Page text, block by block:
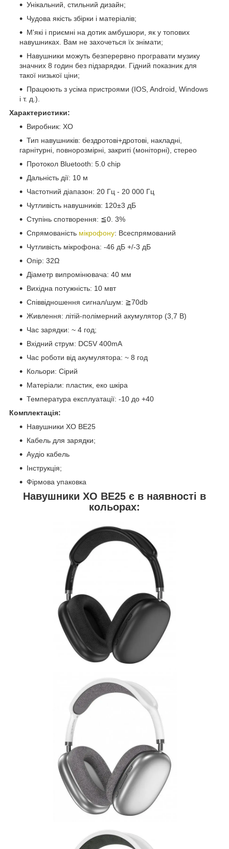
Унікальний, стильний дизайн;
Чудова якість збірки і матеріалів;
М'які і приємні на дотик амбушюри, як у топових
навушниках. Вам не захочеться їх знімати;
Навушники можуть безперервно програвати музику
значних 8 годин без підзарядки. Гідний показник для
такої низької ціни;
Працюють з усіма пристроями (IOS, Android, Windows
і т. д.).
Характеристики:
Виробник: XO
Тип навушників: бездротові+дротові, накладні,
гарнітурні, повнорозмірні, закриті (моніторні), стерео
Протокол Bluetooth: 5.0 chip
Дальність дії: 10 м
Частотний діапазон: 20 Гц - 20 000 Гц
Чутливість навушників: 120±3 дБ
Ступінь спотворення: ≦0. 3%
Спрямованість мікрофону: Всеспрямований
Чутливість мікрофона: -46 дБ +/-3 дБ
Опір: 32Ω
Діаметр випромінювача: 40 мм
Вихідна потужність: 10 мвт
Співвідношення сигнал/шум: ≧70db
Живлення: літій-полімерний акумулятор (3,7 В)
Час зарядки: ~ 4 год;
Вхідний струм: DC5V 400mA
Час роботи від акумулятора: ~ 8 год
Кольори: Сірий
Матеріали: пластик, еко шкіра
Температура експлуатації: -10 до +40
Комплектація:
Навушники XO BE25
Кабель для зарядки;
Аудіо кабель
Інструкція;
Фірмова упаковка
Навушники XO BE25 є в наявності в
кольорах: